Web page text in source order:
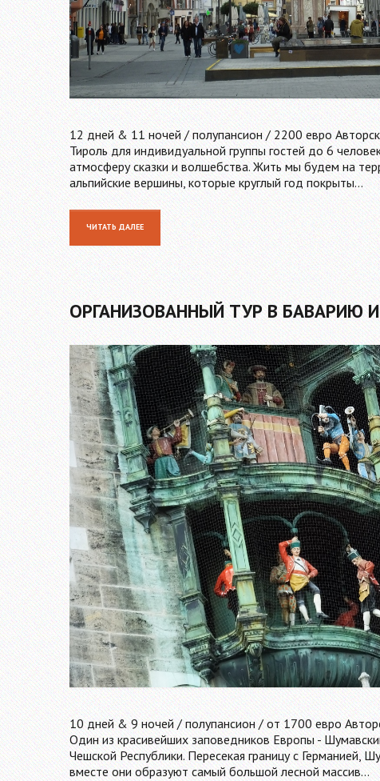
12 дней & 11 ночей / полупансион / 2200 евро
Тироль для индивидуальной группы гостей до 6
атмосферу сказки и волшебства. Жить мы будем на
альпийские вершины, которые круглый год покрыты…
ЧИТАТЬ ДАЛЕЕ
ОРГАНИЗОВАННЫЙ ТУР В БАВАРИЮ
10 дней & 9 ночей / полупансион / от 1700 евро
Один из красивейших заповедников Европы -
Чешской Республики. Пересекая границу с Германией,
вместе они образуют самый большой лесной массив…